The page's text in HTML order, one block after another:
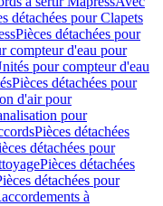
détachées pour Clapets
Pièces détachées pour
compteur d'eau pour
pour compteur d'eau
Pièces détachées pour
d'air pour
pour
Pièces détachées
détachées pour
Pièces détachées
détachées pour
à